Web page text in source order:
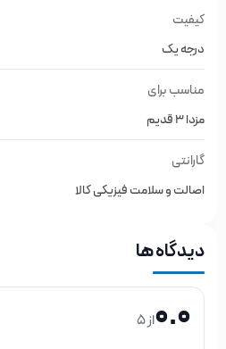
کیفیت
درجه یک
مناسب برای
مزدا 3 قدیم
گارانتی
اصالت و سلامت فیزیکی کالا
دیدگاه ها
0.0از 5